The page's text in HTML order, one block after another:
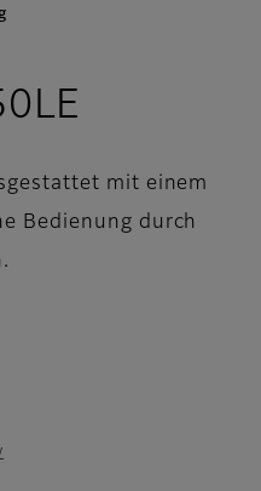
mit einem
Bedienung durch